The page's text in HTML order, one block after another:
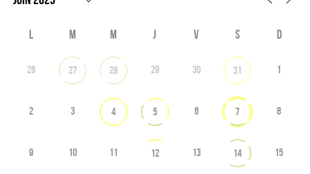
L M M J V S D
26 27 28 29 30 31 1
2 3 4 5 6 7 8
9 10 11 12 13 14 15